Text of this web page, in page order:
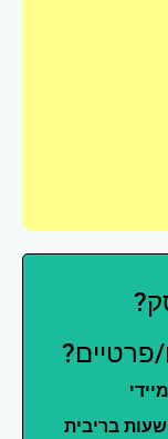
פרטיים?
הלוואות לשכירים ופרטיים תוך 24 שעות בריבית